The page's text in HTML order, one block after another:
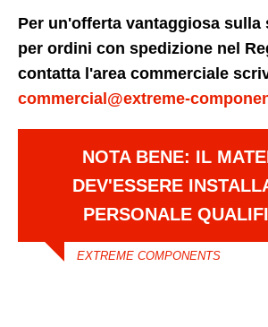
Per un'offerta vantaggiosa sulla
per ordini con spedizione nel
contatta l'area commerciale
commercial@extreme-
NOTA BENE: IL
DEV'ESSERE
PERSONALE
EXTREME COMPONENTS